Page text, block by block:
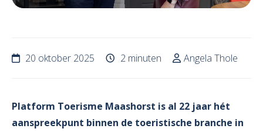
20 oktober 2025 2 minuten Angela Thole
Platform Toerisme Maashorst is al 22 jaar hét
aanspreekpunt binnen de toeristische branche in